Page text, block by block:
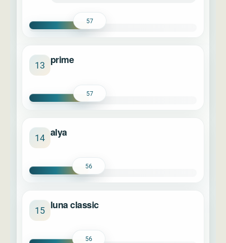
57
13 prime
57
14 alya
56
15 luna classic
56